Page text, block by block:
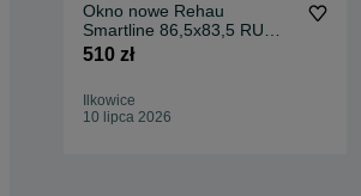
Okno nowe Rehau
Smartline 86,5x83,5 RU
Białe
510 zł
Ilkowice
10 lipca 2026